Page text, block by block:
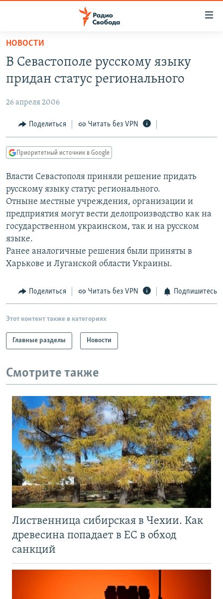
упрощенного
доступа
основному
Вернутся
главной
навигации
Вернутся
поиску
АВТОРСКИЕ ПРОЕКТЫ
ЦИТАТЫ СВОБОДЫ
МНЕНИЯ
IDEL.РЕАЛИИ
КАВКАЗ.РЕАЛИИ
СЕВЕР.РЕАЛИИ
СИБИРЬ.РЕАЛИИ
РАСПИСАНИЕ ВЕЩАНИЯ
ПОДПИШИТЕСЬ НА РАССЫЛКУ
Все сайты РСЕ/РС
НОВОСТИ
В Севастополе русскому языку
придан статус регионального
26 апреля 2006
Поделиться Читать без VPN
Приоритетный источник в Google
Власти Севастополя приняли решение придать
русскому языку статус регионального.
Отныне местные учреждения, организации и
предприятия могут вести делопроизводство как на
государственном украинском, так и на русском
языке.
Ранее аналогичные решения были приняты в
Харькове и Луганской области Украины.
Поделиться Читать без VPN Подпишитесь
Этот контент также в категориях
Главные разделы Новости
Смотрите также
Лиственница сибирская в Чехии. Как
древесина попадает в ЕС в обход
санкций